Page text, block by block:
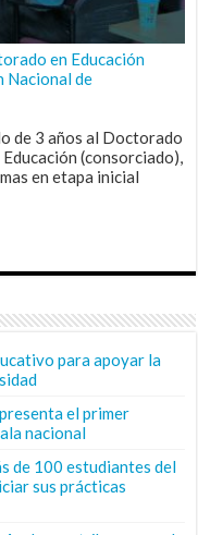
en Educación
Nacional de
de 3 años al Doctorado
(consorciado),
en etapa inicial
para apoyar la
el primer
nacional
de 100 estudiantes del
sus prácticas